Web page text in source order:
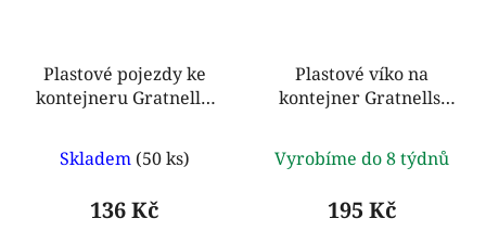
Plastové pojezdy ke
kontejneru Gratnells,
hodnocení
produktu
Skladem (50 ks)
136 Kč
Plastové víko na
kontejner Gratnells,
hodnocení
produktu
Vyrobíme do 8 týdnů
195 Kč